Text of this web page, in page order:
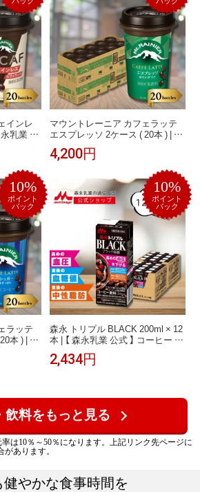
インレ
乳業 公
コーヒ
ル便 チ
ェイン
マウントレーニア カフェラッテ
エスプレッソ 2ケース ( 20本 ) | 【
森永乳業 公式 】 Mt.RAINIER コー
ヒー 珈琲 ドリンク 飲料 クール便
チルド ビター 本格 カフェラテ バ
リアカップ
4,200円
10%
ポイント
バック
ラッテ
本 ) | 【
コー
ール便
10%
ポイント
バック
森永 トリプル BLACK 200ml × 12
本 | 【 森永乳業 公式 】 コーヒー 無
糖 ブラック 機能性表示食品 血圧
血糖値 中性脂肪 ケア 難消化性デ
2,434円
飲料をもっと見る
は10％～50％になります。上記リンク先ページに
あります。
健やかな食事時間を